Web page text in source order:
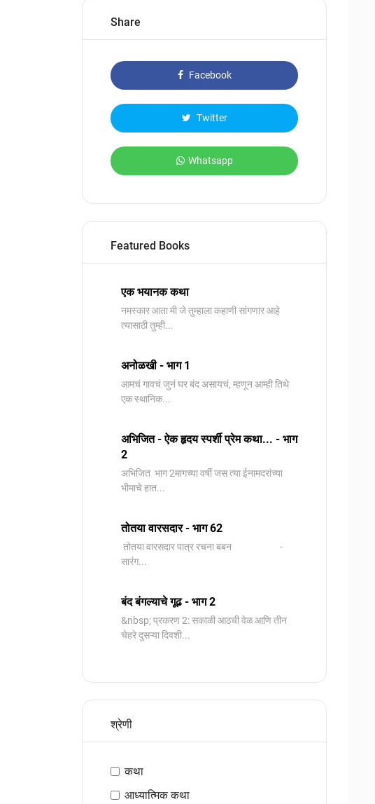
Share
Facebook
Twitter
Whatsapp
Featured Books
एक भयानक कथा
नमस्कार आता मी जे तुम्हाला कहाणी सांगणार आहे
त्यासाठी तुम्ही...
अनोळखी - भाग 1
आमचं गावचं जुनं घर बंद असायचं, म्हणून आम्ही तिथे
एक स्थानिक...
अभिजित - ऐक हृदय स्पर्शी प्रेम कथा... - भाग
2
️अभिजित ️ भाग 2मागच्या वर्षी जस त्या ईनामदरांच्या
भीमाचे हात...
तोतया वारसदार - भाग 62
तोतया वारसदार पात्र रचना बबन -
सारंग...
बंद बंगल्याचे गूढ - भाग 2
&nbsp; प्रकरण 2: सकाळी आठची वेळ आणि तीन
चेहरे दुसऱ्या दिवशी...
श्रेणी
कथा
आध्यात्मिक कथा